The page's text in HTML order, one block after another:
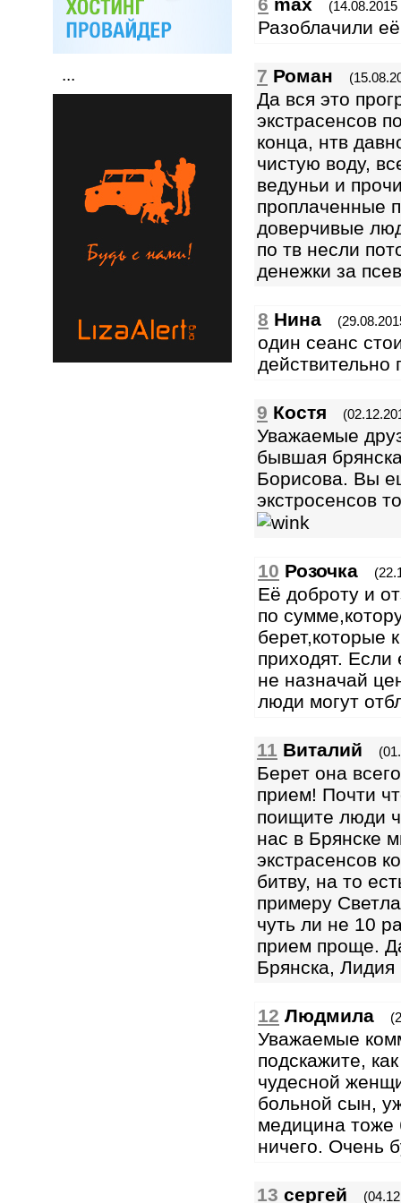
...
(14.08.2015
Разоблачили
7 Роман
Да вся это
экстрасенсов
конца, нтв
чистую воду,
ведуньи и
проплаченные
доверчивые
по тв несли
денежки за
8 Нина
один сеанс
9 Костя
Уважаемые
бывшая
Борисова. Вы
экстросенсов
10 Розочка
Её доброту и
по
берет,которые
приходят. Если
не назначай
люди могут
11 Виталий
Берет она
прием! Почти
поищите люди
нас в Брянске
экстрасенсов
битву, на то
примеру
чуть ли не 10
прием проще.
Брянска,
12 Людмила
Уважаемые
подскажите,
чудесной
больной сын,
медицина тоже
ничего. Очень
13 сергей